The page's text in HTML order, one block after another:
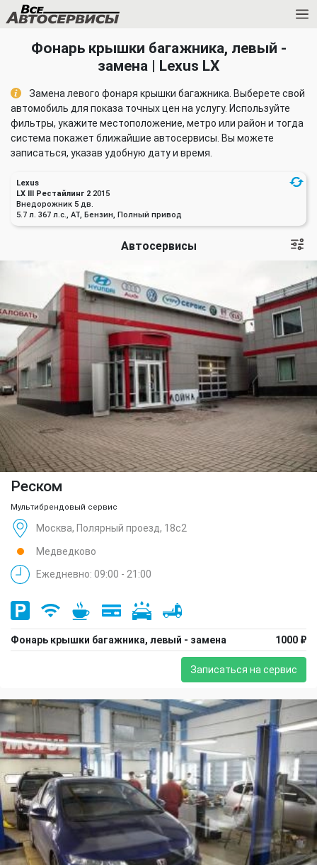
Фонарь крышки багажника, левый -
замена | Lexus LX
Замена левого фонаря крышки багажника. Выберете свой
автомобиль для показа точных цен на услугу. Используйте
фильтры, укажите местоположение, метро или район и тогда
система покажет ближайшие автосервисы. Вы можете
записаться, указав удобную дату и время.
Lexus
LX III Рестайлинг 2 2015
Внедорожник 5 дв.
5.7 л. 367 л.с., AT, Бензин, Полный привод
Автосервисы
Реском
Мультибрендовый сервис
Москва, Полярный проезд, 18с2
Медведково
Ежедневно: 09:00 - 21:00
Фонарь крышки багажника, левый - замена 1000 ₽
Записаться на сервис